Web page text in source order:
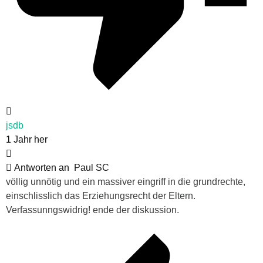
jsdb
1 Jahr her
Antworten an
Paul SC
völlig unnötig und ein massiver eingriff in die grundrechte,
einschlisslich das Erziehungsrecht der Eltern.
Verfassunngswidrig! ende der diskussion.